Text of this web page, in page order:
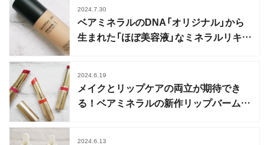
2024.7.30
ベアミネラルのDNA「オリジナル」から
生まれた「ほぼ美容液」なミネラルリキッ
2024.6.19
メイクとリップケアの両立が期待でき
る！ベアミネラルの新作リップバーム3
2024.6.13